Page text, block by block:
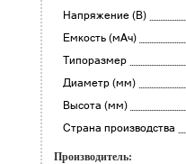
Напряжение (В)
Емкость (мАч)
Типоразмер
Диаметр (мм)
Высота (мм)
Страна производства
Производитель: